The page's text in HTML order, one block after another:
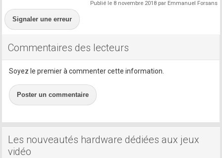
Publié le 8 novembre 2018 par Emmanuel Forsans
Signaler une erreur
Commentaires des lecteurs
Soyez le premier à commenter cette information.
Poster un commentaire
Les nouveautés hardware dédiées aux jeux
vidéo